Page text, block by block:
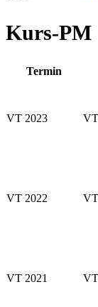
Kurs-PM
Termin
VT 2023
VT 2022
VT 2021